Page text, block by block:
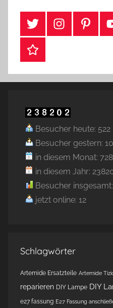
#TwitterInstagramPinterest
Webshop
Besucher heute: 522
Besucher gestern:
in diesem Monat:
in diesem Jahr:
Besucher
jetzt online: 12
Schlagwörter
Artemide Ersatzteile Artemide
reparieren DIY Lampe DIY
e27 fassung E27 Fassung